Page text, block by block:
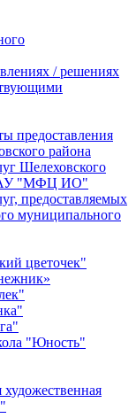
/ решениях
предоставления
района
Шелеховского
ГАУ "МФЦ ИО"
предоставляемых
муниципального
цветочек"
"Юность"